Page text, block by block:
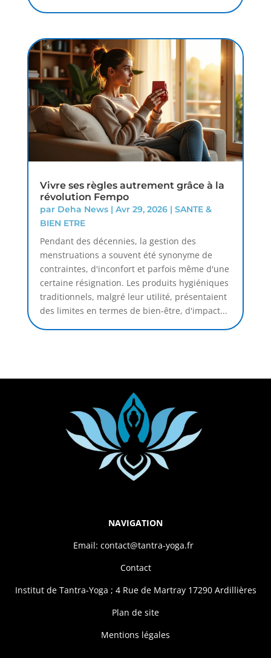
Vivre ses règles autrement grâce à la
révolution Fempo
par Deha News| Avr 29, 2026| SANTE &
BIEN ETRE
Pendant des décennies, la gestion des
menstruations a souvent été synonyme de
contraintes, d'inconfort et parfois même d'une
certaine résignation. Les produits hygiéniques
traditionnels, malgré leur utilité, présentaient
des limites en termes de bien-être, d'impact...
NAVIGATION
Email: contact@tantra-yoga.fr
Contact
Institut de Tantra-Yoga ; 4 Rue de Martray 17290 Ardillières
Plan de site
Mentions légales